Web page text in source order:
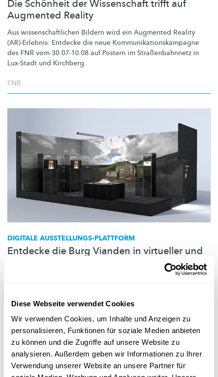
Diese Webseite verwendet Cookies
Wir verwenden Cookies, um Inhalte und Anzeigen zu
personalisieren, Funktionen für soziale Medien anbieten
zu können und die Zugriffe auf unsere Website zu
analysieren. Außerdem geben wir Informationen zu Ihrer
Verwendung unserer Website an unsere Partner für
Die Schönheit der Wissenschaft trifft auf
Augmented Reality
Aus wissenschaftlichen Bildern wird ein Augmented Reality
(AR)-Erlebnis: Entdecke die neue Kommunikationskampagne
des FNR vom 30.07-10.08 auf Postern im Straßenbahnnetz in
Lux-Stadt und Kirchberg.
FNR
DIGITALE AUSSTELLUNGS-PLATTFORM
Entdecke die Burg Vianden in virtueller und
Folgescience.lu